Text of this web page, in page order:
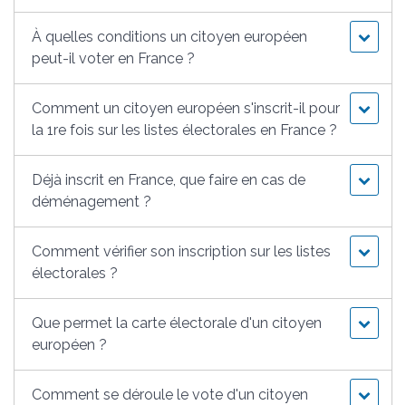
À quelles conditions un citoyen européen
peut-il voter en France ?
Comment un citoyen européen s'inscrit-il pour
la 1re fois sur les listes électorales en France ?
Déjà inscrit en France, que faire en cas de
déménagement ?
Comment vérifier son inscription sur les listes
électorales ?
Que permet la carte électorale d'un citoyen
européen ?
Comment se déroule le vote d'un citoyen